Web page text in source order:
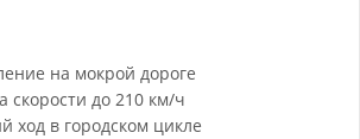
на мокрой дороге
скорости до 210 км/ч
ход в городском цикле